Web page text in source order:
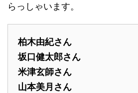
らっしゃいます。
柏木由紀さん
坂口健太郎さん
米津玄師さん
山本美月さん